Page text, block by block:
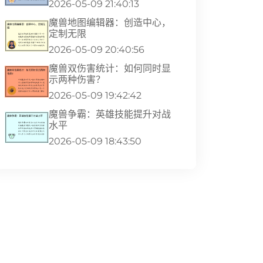
2026-05-09 21:40:13
魔兽地图编辑器：创造中心，
定制无限
2026-05-09 20:40:56
魔兽双伤害统计：如何同时显
示两种伤害？
2026-05-09 19:42:42
魔兽争霸：英雄技能提升对战
水平
2026-05-09 18:43:50